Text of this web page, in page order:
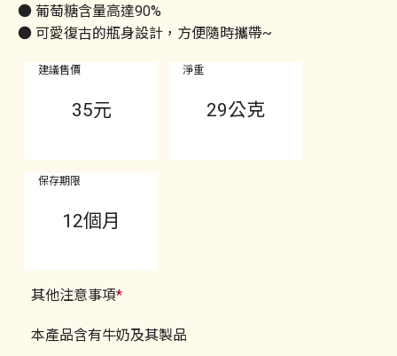
● 葡萄糖含量高達90%
● 可愛復古的瓶身設計，方便隨時攜帶~
建議售價
35元
淨重
29公克
保存期限
12個月
其他注意事項*
本產品含有牛奶及其製品